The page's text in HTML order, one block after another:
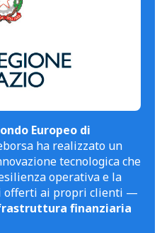
Europeo di
ha realizzato un
tecnologica che
operativa e la
offerti ai propri clienti —
finanziaria